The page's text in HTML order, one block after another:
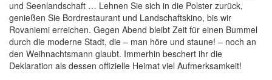
und Seenlandschaft … Lehnen Sie sich in die Polster zurück,
genießen Sie Bordrestaurant und Landschaftskino, bis wir
Rovaniemi erreichen. Gegen Abend bleibt Zeit für einen Bummel
durch die moderne Stadt, die – man höre und staune! – noch an
den Weihnachtsmann glaubt. Immerhin beschert ihr die
Deklaration als dessen offizielle Heimat viel Aufmerksamkeit!